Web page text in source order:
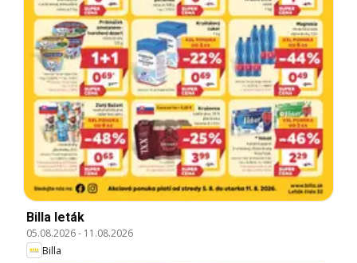
Billa leták
05.08.2026- 11.08.2026
Billa